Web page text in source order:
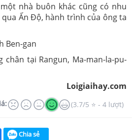
nhà buôn khác cũng có nhu
Ấn Độ, hành trình của ông ta
Ben-gan
tại Rangun, Ma-man-la-pu-
Loigiaihay.com
(3.7/5 ⭐ - 4 lượt)
Chia sẻ